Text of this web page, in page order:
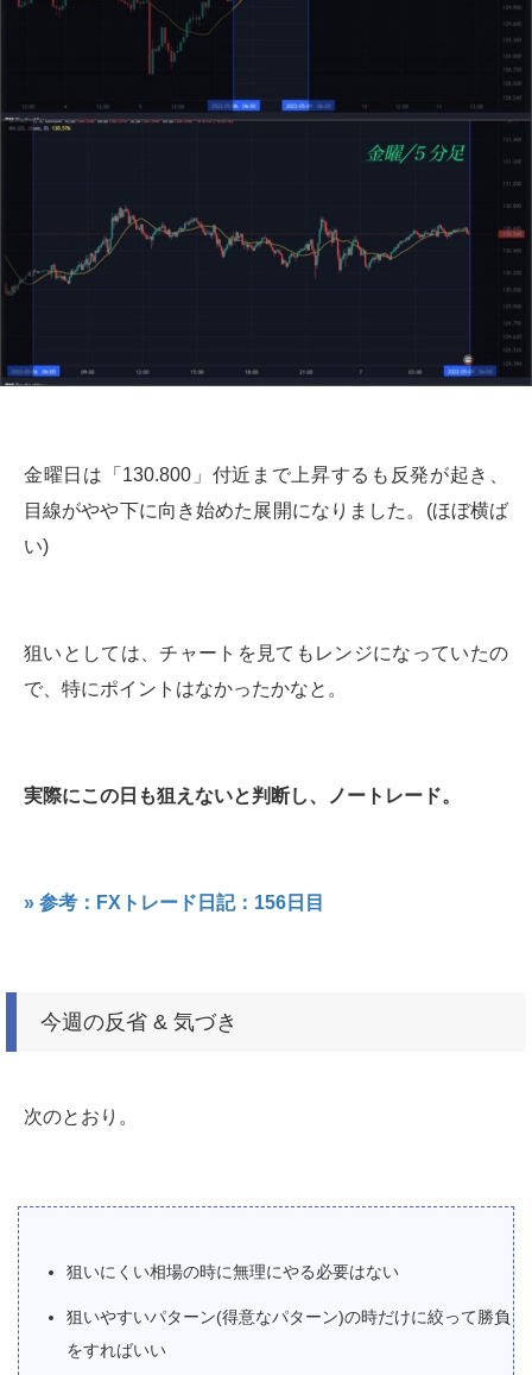
金曜日は「130.800」付近まで上昇するも反発が起き、
目線がやや下に向き始めた展開になりました。(ほぼ横ば
い)
狙いとしては、チャートを見てもレンジになっていたの
で、特にポイントはなかったかなと。
実際にこの日も狙えないと判断し、ノートレード。
» 参考：FXトレード日記：156日目
今週の反省 & 気づき
次のとおり。
狙いにくい相場の時に無理にやる必要はない
狙いやすいパターン(得意なパターン)の時だけに絞って勝負
をすればいい